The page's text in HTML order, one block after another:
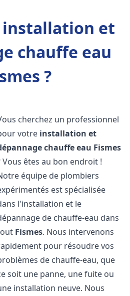
installation et
chauffe eau
?
cherchez un professionnel
votre installation et
chauffe eau Fismes
Vous êtes au bon endroit !
équipe de plombiers
est spécialisée
l'installation et le
de chauffe-eau dans
Fismes. Nous intervenons
pour résoudre vos
de chauffe-eau, que
soit une panne, une fuite ou
installation neuve. Nous